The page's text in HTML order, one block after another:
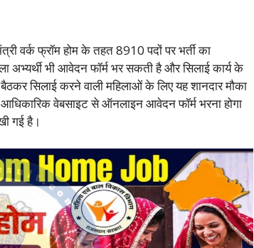
फ्रॉम होम के तहत 8910 पदों पर भर्ती का
अभ्यर्थी भी आवेदन फॉर्म भर सकती है और सिलाई कार्य के
सिलाई करने वाली महिलाओं के लिए यह शानदार मौका
आधिकारिक वेबसाइट से ऑनलाइन आवेदन फॉर्म भरना होगा
गई है।